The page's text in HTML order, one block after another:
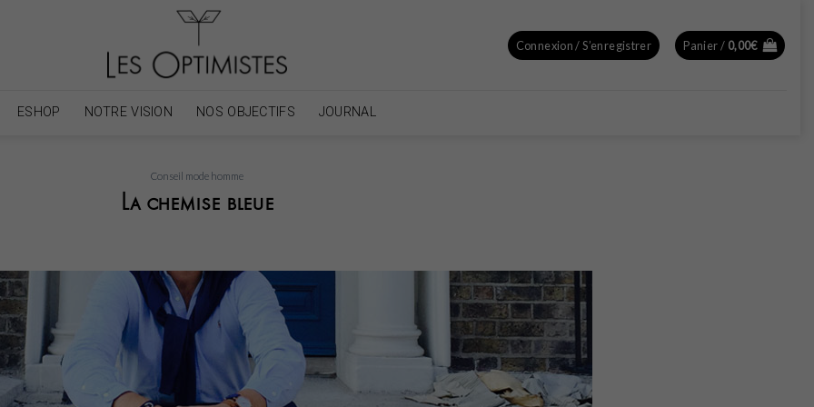
Connexion / S’enregistrer Panier / 0,00€
ESHOP NOTRE VISION NOS OBJECTIFS JOURNAL
Conseil mode homme
La chemise bleue